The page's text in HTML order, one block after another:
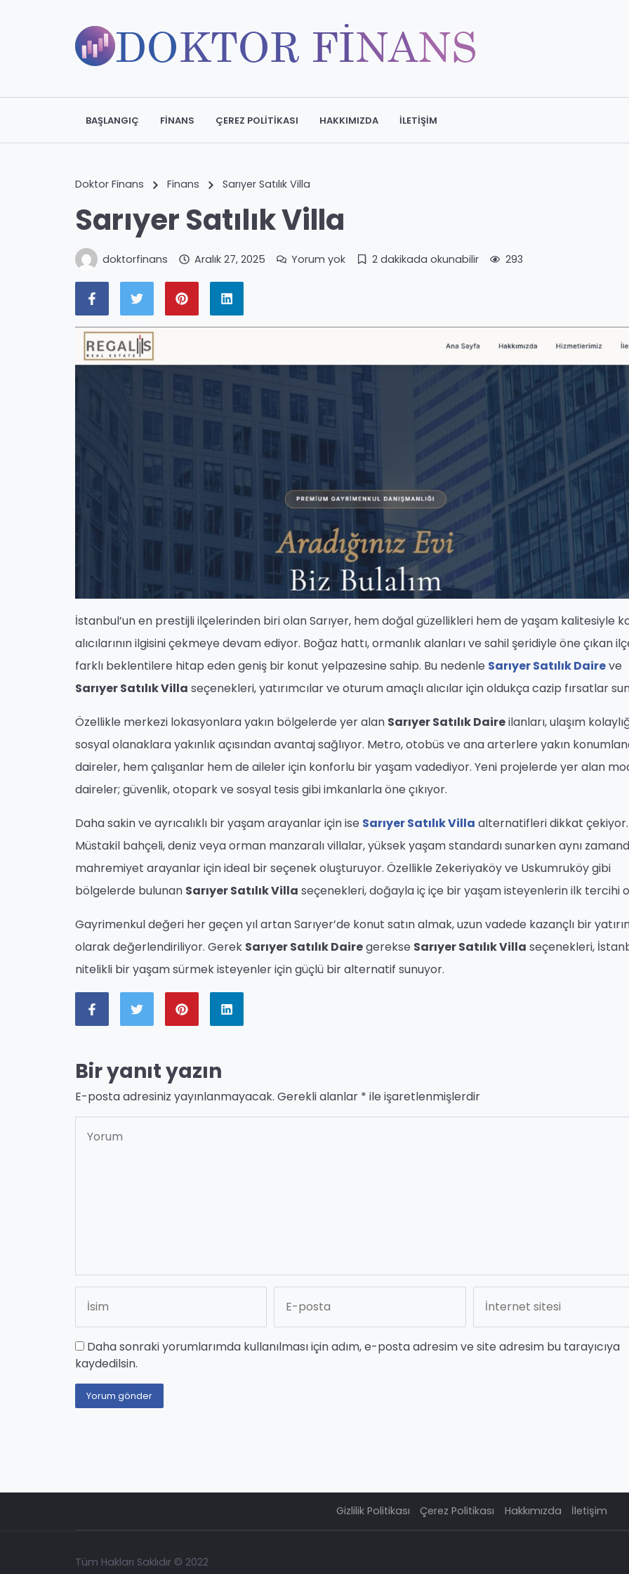
BAŞLANGIÇ FINANS ÇEREZ POLITIKASI HAKKIMIZDA İLETIŞIM
Doktor Finans Finans Sarıyer Satılık Villa
Sarıyer Satılık Villa
doktorfinans Aralık 27, 2025 Yorum yok 2 dakikada okunabilir 293
İstanbul’un en prestijli ilçelerinden biri olan Sarıyer, hem doğal güzellikleri hem de yaşam kalitesiyle
alıcılarının ilgisini çekmeye devam ediyor. Boğaz hattı, ormanlık alanları ve sahil şeridiyle öne çıkan
farklı beklentilere hitap eden geniş bir konut yelpazesine sahip. Bu nedenle Sarıyer Satılık Daireve
Sarıyer Satılık Villa seçenekleri, yatırımcılar ve oturum amaçlı alıcılar için oldukça cazip fırsatlar
Özellikle merkezi lokasyonlara yakın bölgelerde yer alan Sarıyer Satılık Daireilanları, ulaşım
sosyal olanaklara yakınlık açısından avantaj sağlıyor. Metro, otobüs ve ana arterlere yakın
daireler, hem çalışanlar hem de aileler için konforlu bir yaşam vadediyor. Yeni projelerde yer alan
daireler; güvenlik, otopark ve sosyal tesis gibi imkanlarla öne çıkıyor.
Daha sakin ve ayrıcalıklı bir yaşam arayanlar için ise Sarıyer Satılık Villa alternatifleri dikkat çekiyor.
Müstakil bahçeli, deniz veya orman manzaralı villalar, yüksek yaşam standardı sunarken aynı
mahremiyet arayanlar için ideal bir seçenek oluşturuyor. Özellikle Zekeriyaköy ve Uskumruköy gibi
bölgelerde bulunan Sarıyer Satılık Villa seçenekleri, doğayla iç içe bir yaşam isteyenlerin ilk tercihi
Gayrimenkul değeri her geçen yıl artan Sarıyer’de konut satın almak, uzun vadede kazançlı bir
olarak değerlendiriliyor. Gerek Sarıyer Satılık Dairegerekse Sarıyer Satılık Villa seçenekleri,
nitelikli bir yaşam sürmek isteyenler için güçlü bir alternatif sunuyor.
Bir yanıt yazın
E-posta adresiniz yayınlanmayacak. Gerekli alanlar * ile işaretlenmişlerdir
Daha sonraki yorumlarımda kullanılması için adım, e-posta adresim ve site adresim bu tarayıcıya
kaydedilsin.
Gizlilik Politikası Çerez Politikası Hakkımızda İletişim
Tüm Hakları Saklıdır © 2022